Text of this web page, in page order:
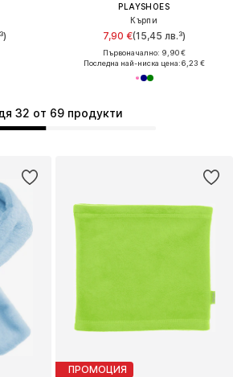
PLAYSHOES
Кърпи
7,90 €(15,45 лв.³)
Първоначално: 9,90 €
Последна най-ниска цена:6,23 €
32 от 69 продукти
ПРОМОЦИЯ